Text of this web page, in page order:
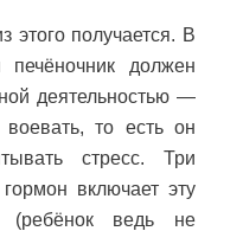
этого получается. В
печёночник должен
деятельностью —
то есть он
стресс. Три
включает эту
(ребёнок ведь не